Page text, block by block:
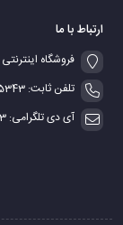
ارتباط با ما
فروشگاه
تلفن ثابت: 05155425343
آی دی تلگرامی: game_5343@